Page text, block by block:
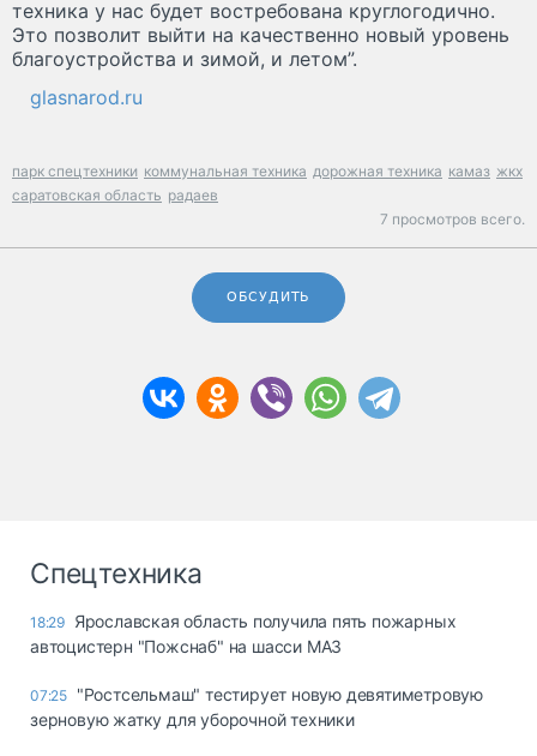
техника у нас будет востребована круглогодично.
Это позволит выйти на качественно новый уровень
благоустройства и зимой, и летом”.
glasnarod.ru
парк спецтехники коммунальная техника дорожная техника камаз жкх
саратовская область радаев
7 просмотров всего.
ОБСУДИТЬ
Спецтехника
18:29 Ярославская область получила пять пожарных
автоцистерн "Пожснаб" на шасси МАЗ
07:25 "Ростсельмаш" тестирует новую девятиметровую
зерновую жатку для уборочной техники